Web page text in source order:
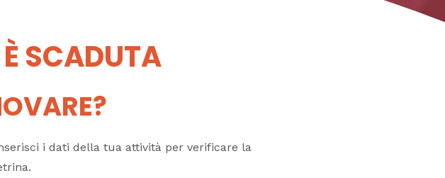
SCADUTA
i dati della tua attività per verificare la